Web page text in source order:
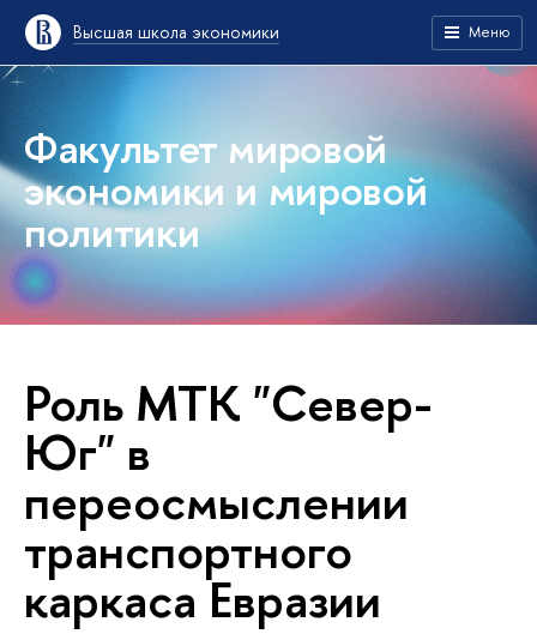
Высшая школа экономики Меню
Факультет мировой
экономики и мировой
политики
Роль МТК "Север-
Юг" в
переосмыслении
транспортного
каркаса Евразии